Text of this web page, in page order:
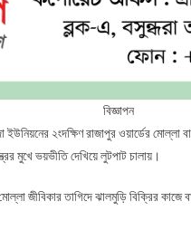
বিজ্ঞাপন
২ংদক্ষিণ রাজাপুর ওয়ার্ডের
মুখে ভয়ভীতি দেখিয়ে লুটপাট চালায়।
জীবিকার তাগিদে ঝালমুড়ি বিক্রির কাজে